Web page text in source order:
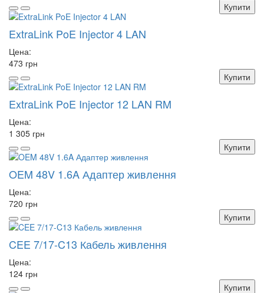
Купити
ExtraLink PoE Injector 4 LAN
Цена:
473 грн
Купити
ExtraLink PoE Injector 12 LAN RM
Цена:
1 305 грн
Купити
OEM 48V 1.6A Адаптер живлення
Цена:
720 грн
Купити
CEE 7/17-C13 Кабель живлення
Цена:
124 грн
Купити